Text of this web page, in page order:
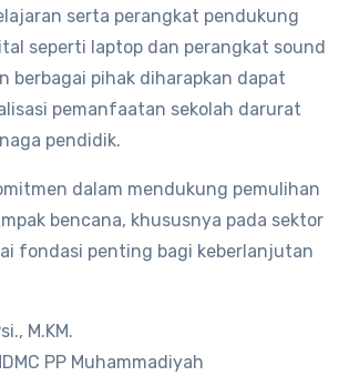
serta perangkat pendukung
seperti laptop dan perangkat sound
berbagai pihak diharapkan dapat
pemanfaatan sekolah darurat
pendidik.
dalam mendukung pemulihan
bencana, khususnya pada sektor
fondasi penting bagi keberlanjutan
M.KM.
PP Muhammadiyah